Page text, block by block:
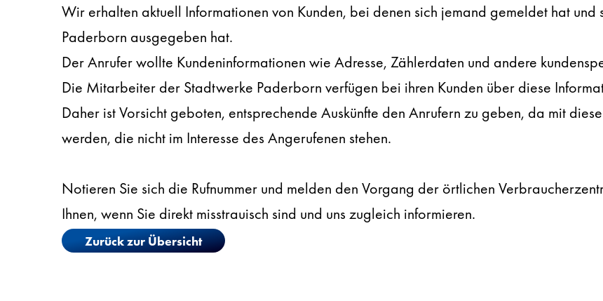
Wir erhalten aktuell Informationen von Kunden, bei denen sich jemand gemeldet hat
Paderborn ausgegeben hat.
Der Anrufer wollte Kundeninformationen wie Adresse, Zählerdaten und andere
Die Mitarbeiter der Stadtwerke Paderborn verfügen bei ihren Kunden über diese
Daher ist Vorsicht geboten, entsprechende Auskünfte den Anrufern zu geben, da mit
werden, die nicht im Interesse des Angerufenen stehen.
Notieren Sie sich die Rufnummer und melden den Vorgang der örtlichen
Ihnen, wenn Sie direkt misstrauisch sind und uns zugleich informieren.
Zurück zur Übersicht